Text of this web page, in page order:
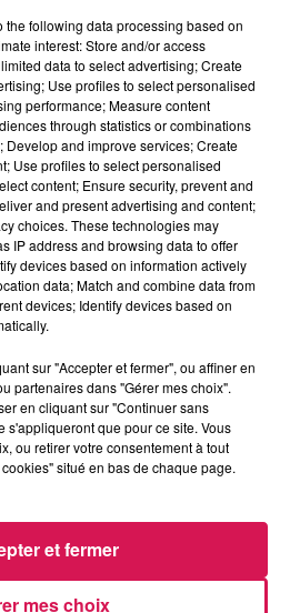
2 min 23 sec
sec
EST POUR LES ENFANTS
de la Ligne des Auditeurs
the following data processing based on
interest: Store and/or access
data to select advertising; Create
Use profiles to select personalised
performance; Measure content
through statistics or combinations
Develop and improve services; Create
Use profiles to select personalised
content; Ensure security, prevent and
and present advertising and content;
choices. These technologies may
IP address and browsing data to offer
devices based on information actively
data; Match and combine data from
devices; Identify devices based on
sur "Accepter et fermer", ou affiner en
partenaires dans "Gérer mes choix".
en cliquant sur "Continuer sans
s'appliqueront que pour ce site. Vous
ou retirer votre consentement à tout
situé en bas de chaque page.
mes choix
et fermer